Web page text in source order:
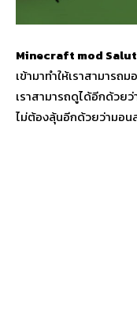
Minecraft mod
เข้ามาทำให้เราสามารถ
เราสามารถดูได้อีกด้วยว่
ไม่ต้องลุ้นอีกด้วยว่ามอนส